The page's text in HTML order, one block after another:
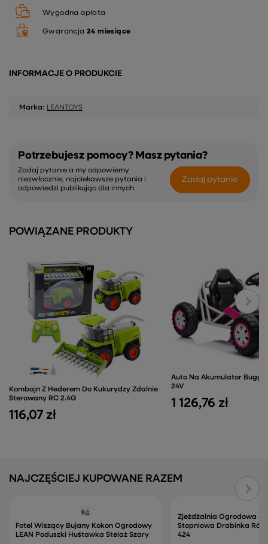
Wygodna opłata
Gwarancja 24 miesiące
INFORMACJE O PRODUKCIE
Marka: LEANTOYS
Potrzebujesz pomocy? Masz pytania?
Zadaj pytanie a my odpowiemy
niezwłocznie, najciekawsze pytania i
odpowiedzi publikując dla innych.
Zadaj pytanie
POWIĄZANE PRODUKTY
Kombajn Z Hederem Do Kukurydzy Zdalnie
Sterowany RC 2.4G
116,07 zł
Auto Na Akumulator Buggy
24V
1 126,76 zł
NAJCZĘŚCIEJ KUPOWANE RAZEM
Fotel Wiszący Bujany Kokon Ogrodowy
LEAN Poduszki Huśtawka Stelaż Szary
Zjeżdżalnia Ogrodowa
Stopniowa Drabinka
424